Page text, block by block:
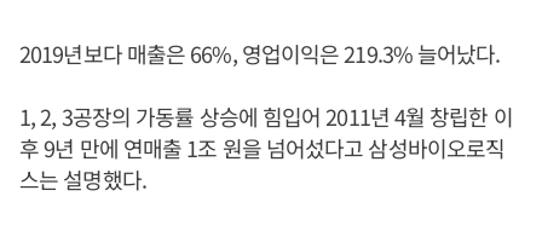
2019년보다 매출은 66%, 영업이익은 219.3% 늘어났다.
1, 2, 3공장의 가동률 상승에 힘입어 2011년 4월 창립한 이
후 9년 만에 연매출 1조 원을 넘어섰다고 삼성바이오로직
스는 설명했다.